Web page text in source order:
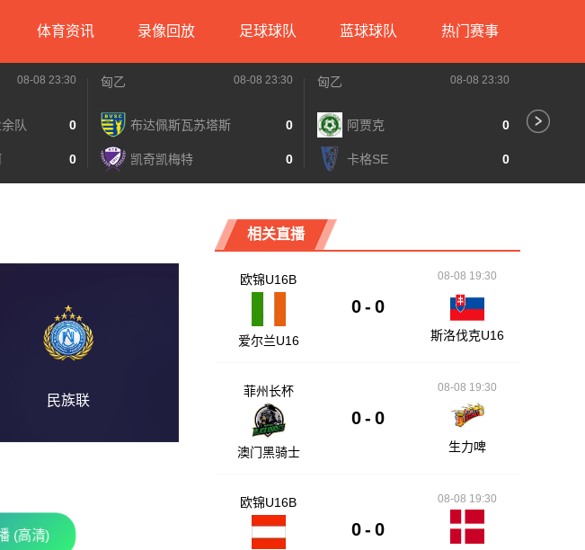
体育资讯 录像回放 足球球队 蓝球球队 热门赛事
08-08 23:30
队 0
0
匈乙 08-08 23:30
布达佩斯瓦苏塔斯 0
凯奇凯梅特 0
匈乙 08-08 23:30
阿贾克 0
卡格SE 0
民族联
(高清)
相关直播
欧锦U16B
爱尔兰U16
0 - 0
08-08 19:30
斯洛伐克U16
菲州长杯
澳门黑骑士
0 - 0
08-08 19:30
生力啤
欧锦U16B
0 - 0
08-08 19:30